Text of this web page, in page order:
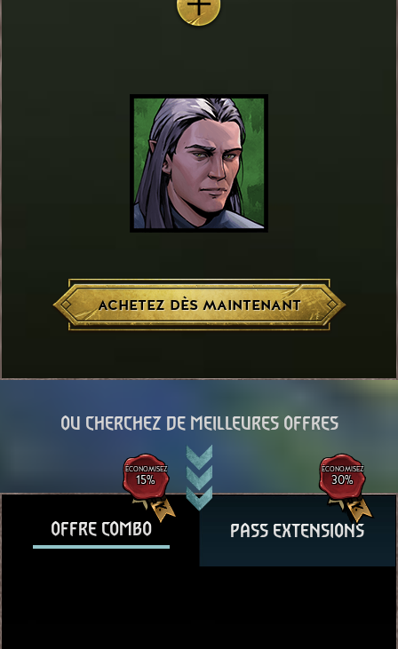
ACHETEZ DÈS MAINTENANT
OU CHERCHEZ DE MEILLEURES OFFRES
OFFRE COMBO
ÉCONOMISEZ
15%
PASS EXTENSIONS
ÉCONOMISEZ
30%